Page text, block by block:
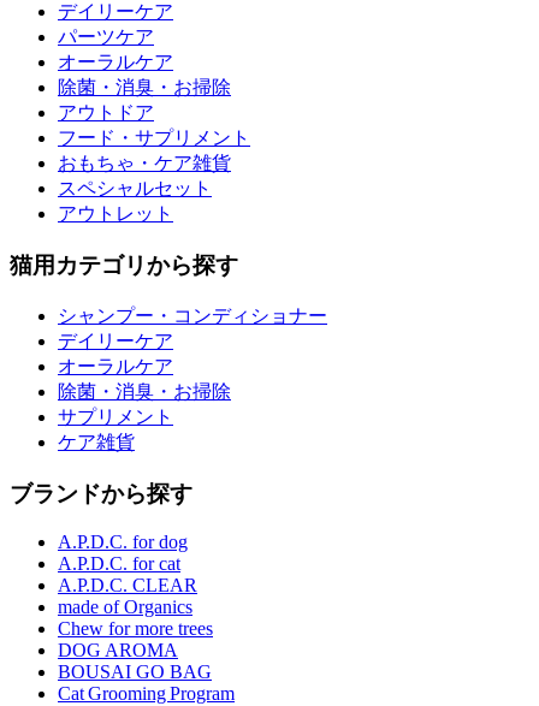
デイリーケア
パーツケア
オーラルケア
除菌・消臭・お掃除
アウトドア
フード・サプリメント
おもちゃ・ケア雑貨
スペシャルセット
アウトレット
猫用カテゴリから探す
シャンプー・コンディショナー
デイリーケア
オーラルケア
除菌・消臭・お掃除
サプリメント
ケア雑貨
ブランドから探す
A.P.D.C. for dog
A.P.D.C. for cat
A.P.D.C. CLEAR
made of Organics
Chew for more trees
DOG AROMA
BOUSAI GO BAG
Cat Grooming Program